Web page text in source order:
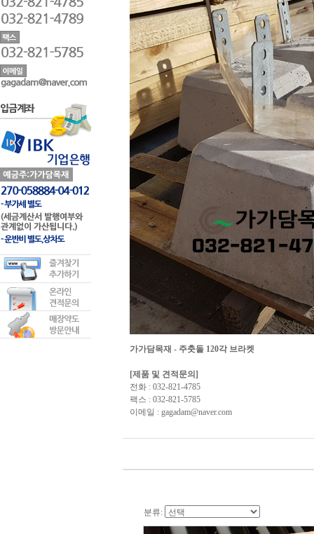
가가담목재 - 주춧돌 120각 브라켓
[제품 및 견적문의]
전화 : 032-821-4785
팩스 : 032-821-5785
이메일 : gagadam@naver.com
분류: